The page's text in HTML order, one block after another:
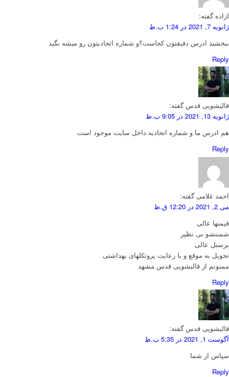
ازاده گفته:
ژانویه 7, 2021 در 1:24 ب.ظ
ببخشید ادرس دقیقتون کجاست؟و شماره اتحادیتون رو میشه بگید
Reply
قالیشویی قدس گفته:
ژانویه 13, 2021 در 9:05 ب.ظ
هم ادرس ما و شماره اتحادیه داخل سایت موجود است
Reply
احمد غلامی گفته:
می 2, 2021 در 12:20 ق.ظ
قیمتها عالی
شستشو بی نظیر
پرسنل عالی
تحویل به موقع و با رعایت پروتکلهای بهداشتی
ممنونم از قالیشویی قدس مشهد
Reply
قالیشویی قدس گفته:
آگوست 1, 2021 در 5:35 ب.ظ
سپاس از شما
Reply